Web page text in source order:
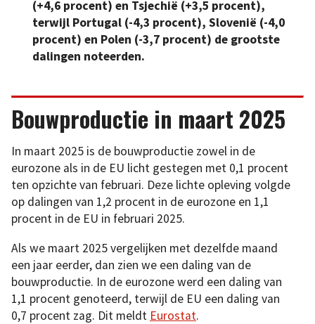
(+4,6 procent) en Tsjechië (+3,5 procent),
terwijl Portugal (-4,3 procent), Slovenië (-4,0
procent) en Polen (-3,7 procent) de grootste
dalingen noteerden.
Bouwproductie in maart 2025
In maart 2025 is de bouwproductie zowel in de
eurozone als in de EU licht gestegen met 0,1 procent
ten opzichte van februari. Deze lichte opleving volgde
op dalingen van 1,2 procent in de eurozone en 1,1
procent in de EU in februari 2025.
Als we maart 2025 vergelijken met dezelfde maand
een jaar eerder, dan zien we een daling van de
bouwproductie. In de eurozone werd een daling van
1,1 procent genoteerd, terwijl de EU een daling van
0,7 procent zag. Dit meldt Eurostat.